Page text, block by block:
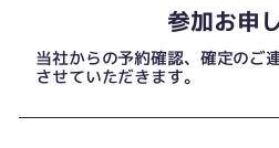
参加お申
当社からの予約確認、確定のご
させていただきます。